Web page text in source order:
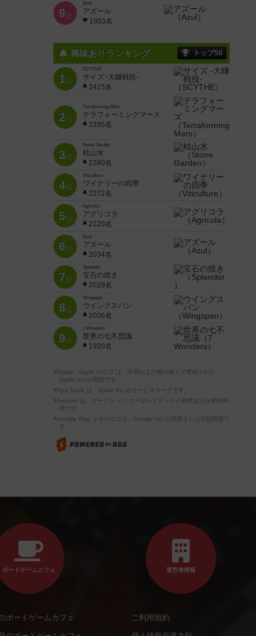
9位
Azul
アズール
1903名
興味ありランキング トップ50
1位
SCYTHE
サイズ -大鎌戦役-
2415名
2位
Terraforming Mars
テラフォーミングマーズ
2395名
3位
Stone Garden
枯山水
2280名
4位
Viticulture
ワイナリーの四季
2272名
5位
Agricola
アグリコラ
2120名
6位
Azul
アズール
2034名
7位
Splendor
宝石の煌き
2029名
8位
Wingspan
ウイングスパン
2006名
9位
7 Wonders
世界の七不思議
1920名
※Apple、Apple のロゴ は、米国および他の国々で登録された
Apple Inc.の商標です。
※App Store は、Apple Inc.のサービスマークです。
※Android は、グーグル インコーポレイテッドの商標または登録商
標です。
※Google Play とそのロゴは、Google Inc.の商標または登録商標で
す。
ボードゲームカフェ
ボードゲームカフェ
運営者情報
ご利用規約